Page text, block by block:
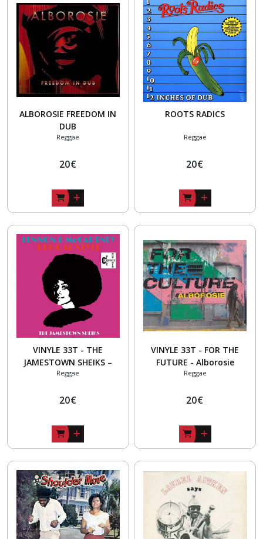
ALBOROSIE FREEDOM IN
DUB
Reggae
20€
ROOTS RADICS
Reggae
20€
VINYLE 33T - THE
JAMESTOWN SHEIKS –
Lennon & McCartney
Reggae
20€
VINYLE 33T - FOR THE
FUTURE - Alborosie
Reggae
20€
SKA
PUNK
(11)
-
résultats